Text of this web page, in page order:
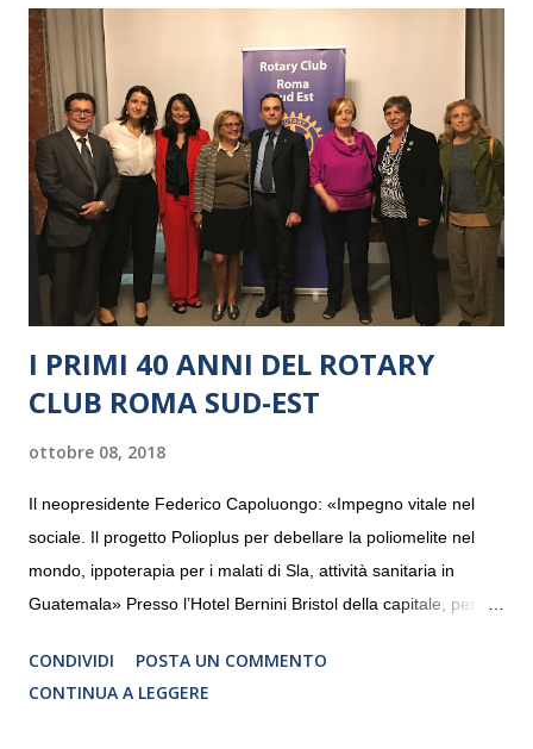
I PRIMI 40 ANNI DEL ROTARY
CLUB ROMA SUD-EST
ottobre 08, 2018
Il neopresidente Federico Capoluongo: «Impegno vitale nel
sociale. Il progetto Polioplus per debellare la poliomelite nel
mondo, ippoterapia per i malati di Sla, attività sanitaria in
Guatemala» Presso l’Hotel Bernini Bristol della capitale, per la
programmazione del Rotary Club Roma Sud-Est che festeggia
i quaranta anni di attività. Un’occasione per raccontare al
CONDIVIDI
POSTA UN COMMENTO
CONTINUA A LEGGERE